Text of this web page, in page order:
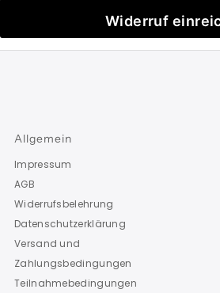
Widerruf
Allgemein
Impressum
AGB
Widerrufsbelehrung
Datenschutzerklärung
Versand und
Zahlungsbedingungen
Teilnahmebedingungen